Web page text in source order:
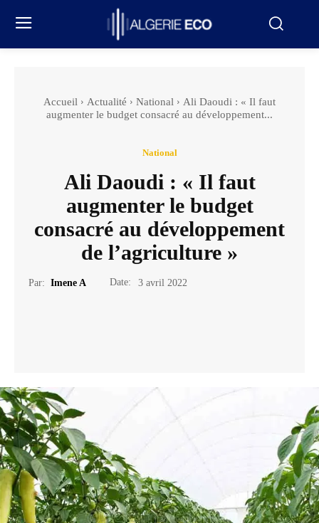
Accueil Actualité National
Ali Daoudi : « Il faut
augmenter le budget consacré au développement...
National
Ali Daoudi : « Il faut
augmenter le budget
consacré au développement
de l’agriculture »
Par: Imene A Date: 3 avril 2022